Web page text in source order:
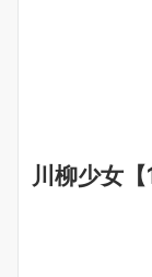
川柳少女